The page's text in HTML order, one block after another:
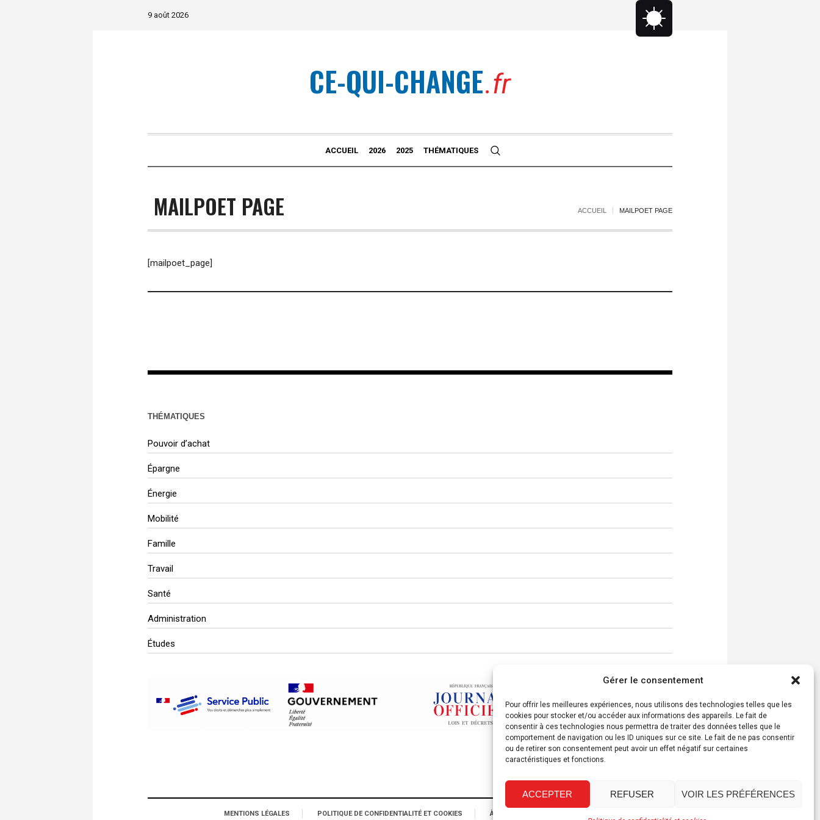
Gérer le consentement
Pour offrir les meilleures expériences, nous utilisons des technologies telles que les
cookies pour stocker et/ou accéder aux informations des appareils. Le fait de
consentir à ces technologies nous permettra de traiter des données telles que le
comportement de navigation ou les ID uniques sur ce site. Le fait de ne pas consentir
ou de retirer son consentement peut avoir un effet négatif sur certaines
caractéristiques et fonctions.
ACCEPTER REFUSER VOIR LES PRÉFÉRENCES
9 août 2026
CE-QUI-CHANGE.fr
ACCUEIL 2026 2025 THÉMATIQUES
MAILPOET PAGE ACCUEIL MAILPOET PAGE
[mailpoet_page]
THÉMATIQUES
Pouvoir d’achat
Épargne
Énergie
Mobilité
Famille
Travail
Santé
Administration
Études
MENTIONS LÉGALES POLITIQUE DE CONFIDENTIALITÉ ET COOKIES À PROPOS